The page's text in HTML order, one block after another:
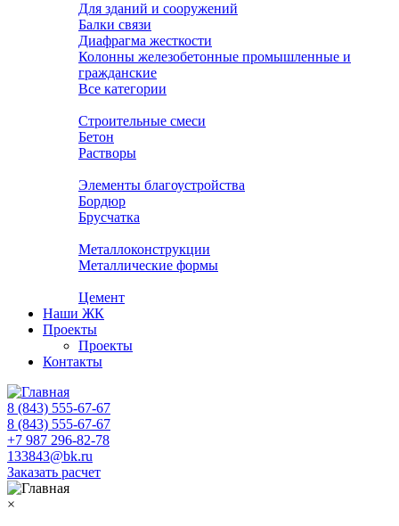
Для зданий и сооружений
Балки связи
Диафрагма жесткости
Колонны железобетонные промышленные и
гражданские
Все категории
Строительные смеси
Бетон
Растворы
Элементы благоустройства
Бордюр
Брусчатка
Металлоконструкции
Металлические формы
Цемент
Наши ЖК
Проекты
Проекты
Контакты
8 (843) 555-67-67
8 (843) 555-67-67
+7 987 296-82-78
133843@bk.ru
Заказать расчет
×